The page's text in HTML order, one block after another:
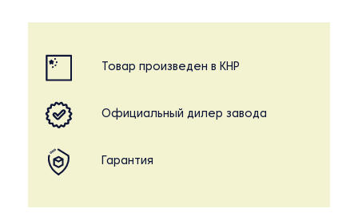
Товар произведен в КНР
Официальный дилер завода
Гарантия